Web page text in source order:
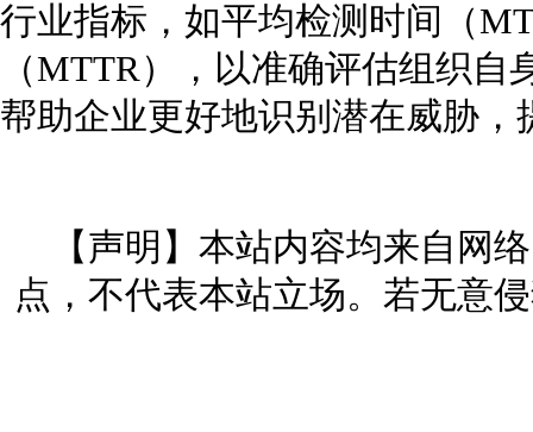
行业指标，如平均检测时间（
（MTTR），以准确评估组织
帮助企业更好地识别潜在威胁
【声明】本站内容均来自网
点，不代表本站立场。若无意